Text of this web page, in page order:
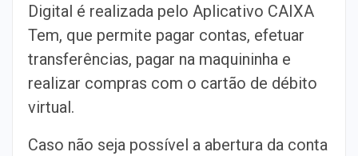
Digital é realizada pelo Aplicativo CAIXA
Tem, que permite pagar contas, efetuar
transferências, pagar na maquininha e
realizar compras com o cartão de débito
virtual.
Caso não seja possível a abertura da conta